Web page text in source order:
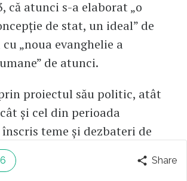
că atunci s-a elaborat „o
de stat, un ideal” de
„noua evanghelie a
de atunci.
proiectul său politic, atât
și cel din perioada
teme și dezbateri de
care frământă și societatea
azi. A militat dinspre o înaltă
6 Share